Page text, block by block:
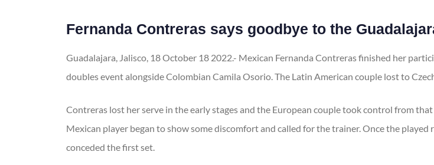
Fernanda Contreras says goodbye to the
Guadalajara, Jalisco, 18 October 18 2022.- Mexican Fernanda Contreras finished her
doubles event alongside Colombian Camila Osorio. The Latin American couple lost to
Contreras lost her serve in the early stages and the European couple took control from
Mexican player began to show some discomfort and called for the trainer. Once the
conceded the first set.